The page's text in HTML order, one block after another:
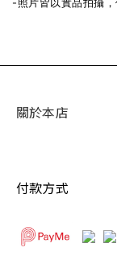
關於本店
付款方式